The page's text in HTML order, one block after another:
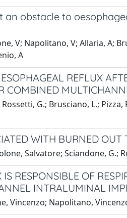
obstacle to
V; Napolitano, V; Allaria, A;
A
REFLUX
COMBINED
G.; Brusciano, L.;
WITH BURNED OUT
Salvatore; Sciandone, G.;
RESPONSIBLE OF
INTRALUMINAL
Vincenzo; Napolitano,